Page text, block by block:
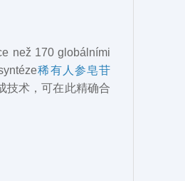
než 170 globálními
稀有人参皂苷
技术，可在此精确合